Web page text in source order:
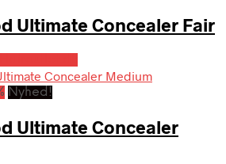
Ultimate Concealer Fair
Nyhed!
Ultimate Concealer